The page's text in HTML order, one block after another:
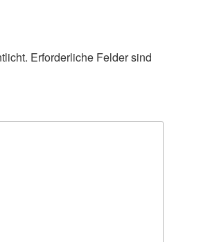
Erforderliche Felder sind